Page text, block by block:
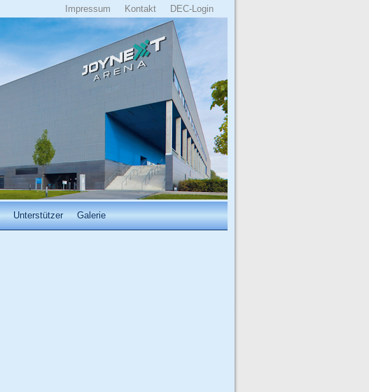
DEC-Login
Kontakt
Impressum
Unterstützer Galerie